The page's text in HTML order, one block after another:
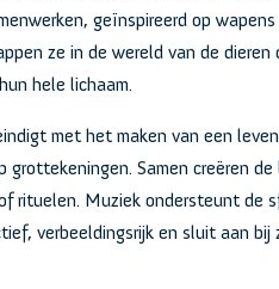
geïnspireerd op
ze in de wereld van de dieren
hele lichaam.
met het maken van een
grottekeningen. Samen creëren
rituelen. Muziek ondersteunt de
verbeeldingsrijk en sluit aan